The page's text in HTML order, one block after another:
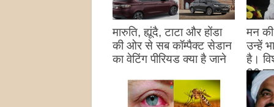
मारुति, ह्यूंदै, टाटा और होंडा
की ओर से सब कॉम्पैक्ट सेडान
का वेटिंग पीरियड क्या है जाने
मन
उन्हें
है।
26
है